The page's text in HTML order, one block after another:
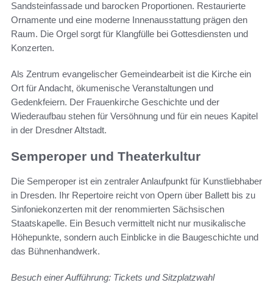
Sandsteinfassade und barocken Proportionen. Restaurierte
Ornamente und eine moderne Innenausstattung prägen den
Raum. Die Orgel sorgt für Klangfülle bei Gottesdiensten und
Konzerten.
Als Zentrum evangelischer Gemeindearbeit ist die Kirche ein
Ort für Andacht, ökumenische Veranstaltungen und
Gedenkfeiern. Der Frauenkirche Geschichte und der
Wiederaufbau stehen für Versöhnung und für ein neues Kapitel
in der Dresdner Altstadt.
Semperoper und Theaterkultur
Die Semperoper ist ein zentraler Anlaufpunkt für Kunstliebhaber
in Dresden. Ihr Repertoire reicht von Opern über Ballett bis zu
Sinfoniekonzerten mit der renommierten Sächsischen
Staatskapelle. Ein Besuch vermittelt nicht nur musikalische
Höhepunkte, sondern auch Einblicke in die Baugeschichte und
das Bühnenhandwerk.
Besuch einer Aufführung: Tickets und Sitzplatzwahl